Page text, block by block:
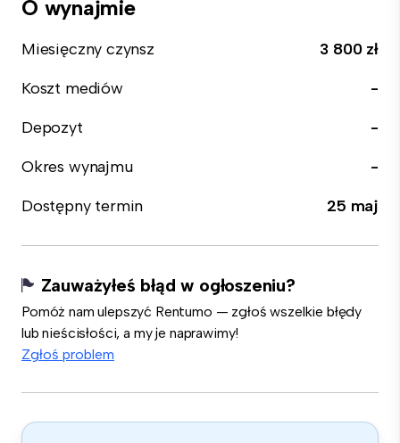
O wynajmie
Miesięczny czynsz
3 800 zł
Koszt mediów
-
Depozyt
-
Okres wynajmu
-
Dostępny termin
25 maj
Zauważyłeś błąd w ogłoszeniu?
Pomóż nam ulepszyć Rentumo — zgłoś wszelkie błędy
lub nieścisłości, a my je naprawimy!
Zgłoś problem